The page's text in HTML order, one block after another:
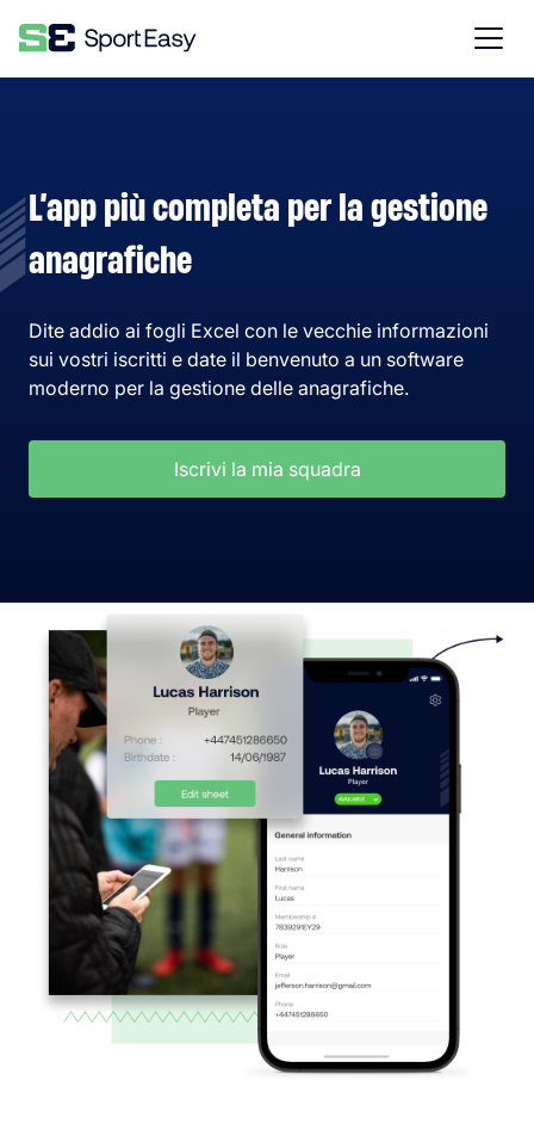
L’app più completa per la gestione
anagrafiche
Dite addio ai fogli Excel con le vecchie informazioni
sui vostri iscritti e date il benvenuto a un software
moderno per la gestione delle anagrafiche.
Iscrivi la mia squadra